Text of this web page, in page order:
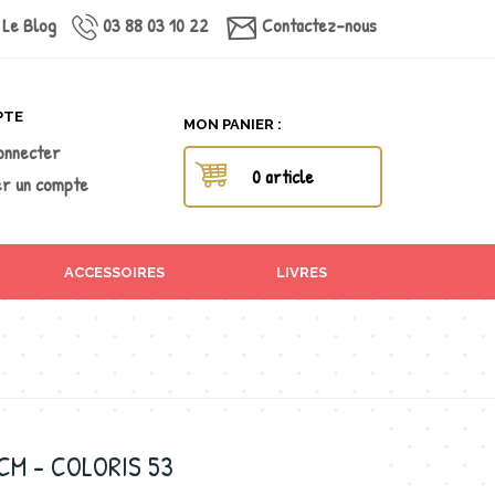
Le Blog 03 88 03 10 22 Contactez-nous
un compte
MON PANIER :
0 article
ACCESSOIRES LIVRES
- COLORIS 53